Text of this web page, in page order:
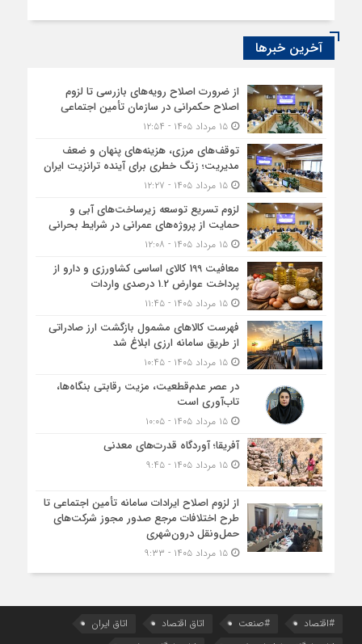
آخرین خبرها
از ضرورت اصلاح رویه‌های بازرسی تا لزوم
اصلاح حکمرانی در سازمان تأمین اجتماعی
۱۵ مرداد ۱۴۰۵ - ۱۲:۵۴
توقف‌های مرزی، هزینه‌های پنهان و ضعف
مدیریت؛ زنگ خطری برای آینده ترانزیت ایران
۱۵ مرداد ۱۴۰۵ - ۱۲:۲۷
لزوم تسریع توسعه زیرساخت‌های آبی و
حمایت از پروژه‌های عمرانی در شرایط بحرانی
۱۵ مرداد ۱۴۰۵ - ۱۲:۰۸
معافیت 199 کالای اساسی کشاورزی و دارو از
پرداخت عوارض 1.2 درصدی واردات
۱۵ مرداد ۱۴۰۵ - ۱۱:۴۵
فهرست کالاهای مشمول بازگشت ارز صادراتی
از طریق سامانه ارزی ابلاغ شد
۱۵ مرداد ۱۴۰۵ - ۱۰:۴۵
در عصر عدم‌قطعیت، مزیت رقابتی بنگاه‌ها،
تاب‌آوری است
۱۵ مرداد ۱۴۰۵ - ۱۰:۰۵
آفریقا؛ آوردگاه قدرت‌های معدنی
۱۵ مرداد ۱۴۰۵ - ۹:۴۵
از لزوم اصلاح ایرادات سامانه تأمین اجتماعی تا
طرح اختلافات مرجع صدور مجوز شرکت‌های
حمل‌ونقل درون‌شهری
۱۵ مرداد ۱۴۰۵ - ۹:۳۳
#اقتصاد #صنعت اتاق اقتصاد
اتاق ایران